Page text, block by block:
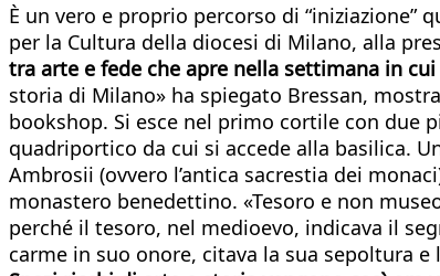
È un vero e proprio percorso di “iniziazione”
per la Cultura della diocesi di Milano, alla
tra arte e fede che apre nella settimana in
storia di Milano» ha spiegato Bressan,
bookshop. Si esce nel primo cortile con due
quadriportico da cui si accede alla basilica.
Ambrosii (ovvero l’antica sacrestia dei
monastero benedettino. «Tesoro e non
perché il tesoro, nel medioevo, indicava il
carme in suo onore, citava la sua sepoltura e